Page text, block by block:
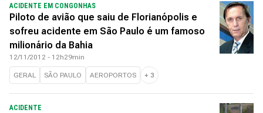
ACIDENTE EM CONGONHAS
Piloto de avião que saiu de Florianópolis e
sofreu acidente em São Paulo é um famoso
milionário da Bahia
12/11/2012 - 12h29min
GERAL SÃO PAULO AEROPORTOS + 3
ACIDENTE